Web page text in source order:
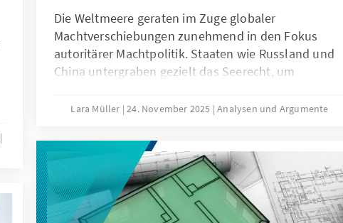
Die Weltmeere geraten im Zuge globaler
Machtverschiebungen zunehmend in den Fokus
autoritärer Machtpolitik. Staaten wie Russland und
China untergraben gezielt das Seerecht, um
die als „Lawfare“ bekannt ist. In der Ostsee zeigen
Südchinesischen Meer demonstriert China, wie
Recht zur Machtfrage wird. Beide Fälle
verdeutlichen: Wo das Seerecht unterwandert wird,
geraten Europas Sicherheit, Handlungsfähigkeit und
die regelbasierte Ordnung ins Wanken.
Lara Müller 24. November 2025 Analysen und Argumente